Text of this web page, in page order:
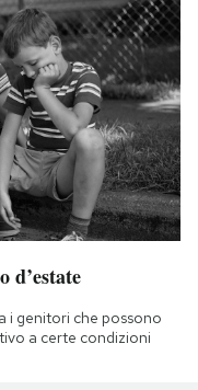
d’estate
i genitori che possono
a certe condizioni